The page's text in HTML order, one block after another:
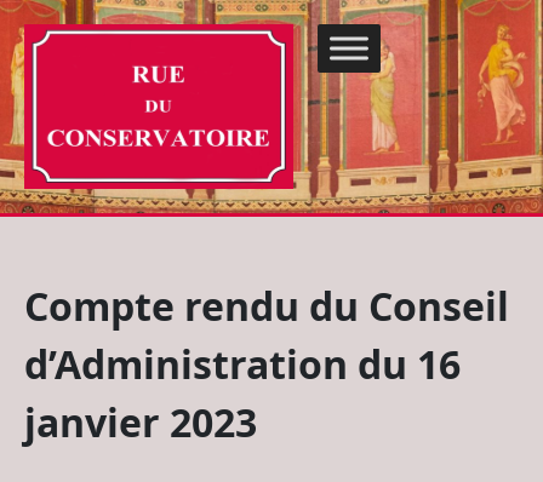
Compte rendu du Conseil
d’Administration du 16
janvier 2023